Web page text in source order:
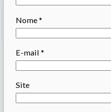
Nome*
E-mail *
Site